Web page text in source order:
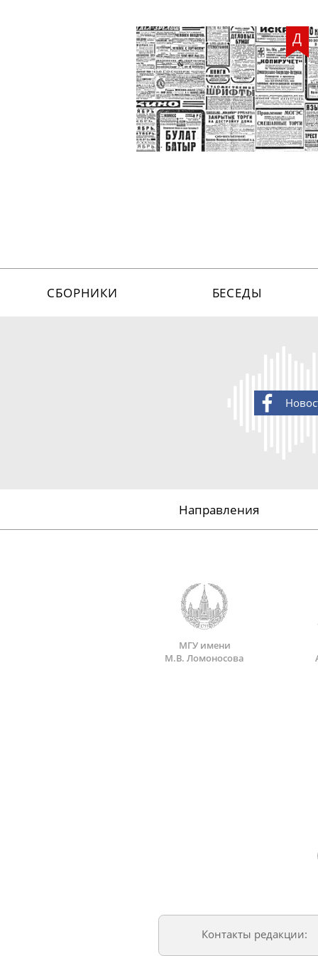
Д
СБОРНИКИ БЕСЕДЫ
Направления
МГУ имени
М.В. Ломоносова
Контакты редакции: